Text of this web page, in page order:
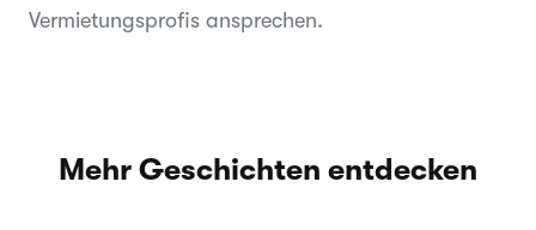
Vermietungsprofis ansprechen.
Mehr Geschichten entdecken